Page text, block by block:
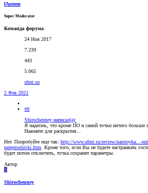
fAntom
Super Moderator
Команда форума
24 Ноя 2017
7.239
443
5.065
ubnt.su
2 Фев 2021
#8
Shirochenney написал(а):
Я надесюь, что кроме ПО и самой точки ничего больше
Нажмите для раскрытия...
Нет. Попробуйте еще так: http://www.ubnt.su/review/nastroyka...-
pereproshivki.htm . Кроме того, если Вы не будете настраивать
будет потом отключить, точка сохранит параметры.
Автор
S
Shirochenney